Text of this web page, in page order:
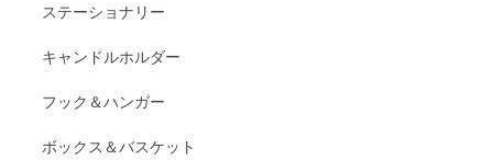
ステーショナリー
キャンドルホルダー
フック＆ハンガー
ボックス＆バスケット